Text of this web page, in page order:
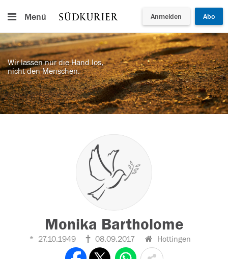
Menü Anmelden Abo
Wir lassen nur die Hand los,
nicht den Menschen.
Monika Bartholome
27.10.1949 08.09.2017 Hottingen